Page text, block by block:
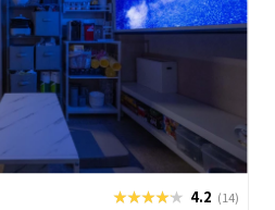
★★★★★
★★★★★ 4.2 (14)